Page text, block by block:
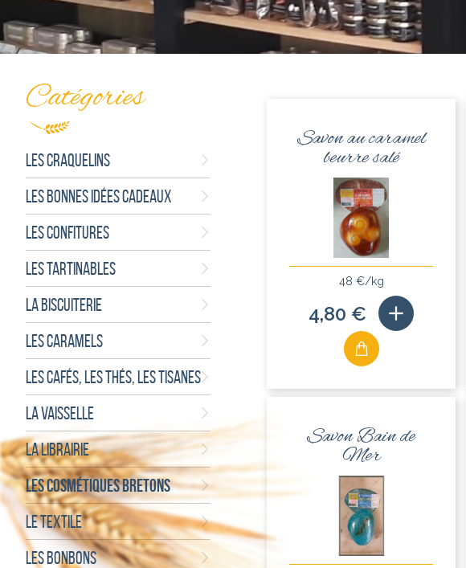
Catégories
LES CRAQUELINS
LES BONNES IDÉES CADEAUX
LES CONFITURES
LES TARTINABLES
LA BISCUITERIE
LES CARAMELS
LES CAFÉS, LES THÉS, LES TISANES
LA VAISSELLE
LA LIBRAIRIE
LES COSMÉTIQUES BRETONS
LE TEXTILE
LES BONBONS
Savon au caramel
beurre salé
48 €/kg
4,80 €
Savon Bain de
Mer